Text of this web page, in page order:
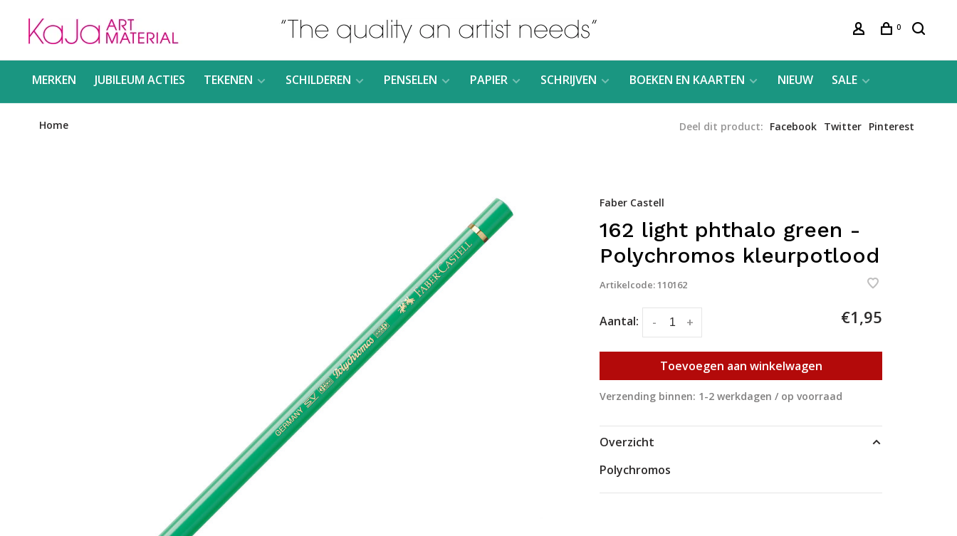
0
MERKEN JUBILEUM ACTIES TEKENEN SCHILDEREN PENSELEN PAPIER SCHRIJVEN BOEKEN EN KAARTEN NIEUW SALE
Home Deel dit product: Facebook Twitter Pinterest
Faber Castell
162 light phthalo green -
Polychromos kleurpotlood
Artikelcode:110162
Aantal: +
- €1,95
Toevoegen aan winkelwagen
Verzending binnen: 1-2 werkdagen / op voorraad
Overzicht
Polychromos